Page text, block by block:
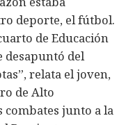
deporte, el fútbol.
de Educación
desapuntó del
relata el joven,
de Alto
junto a la